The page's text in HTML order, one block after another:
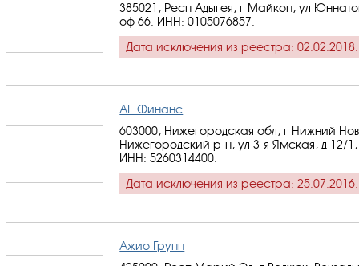
385021, Респ Адыгея, г Майкоп, ул
оф 66. ИНН: 0105076857
Дата исключения из реестра: 02.02.2018.
АЕ Финанс
603000, Нижегородская обл, г Нижний
Нижегородский р-н, ул 3-я Ямская, д 12/
ИНН: 5260314400
Дата исключения из реестра: 25.07.2016.
Ажио Групп